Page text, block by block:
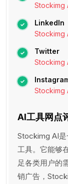
Stockimg
LinkedIn
Stockimg
Twitter
Stockimg
Stockimg
AI工具网点
Stockimg AI是
工具。它能够
足各类用户的
销广告，